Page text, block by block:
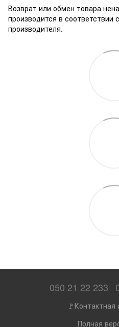
Возврат или обмен товара
производится в соответствии
производителя.
050 21 22 233
Полная